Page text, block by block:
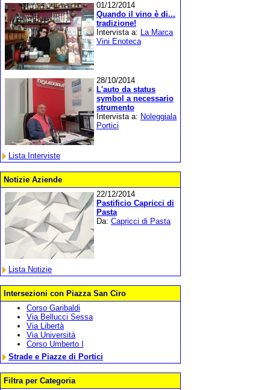
01/12/2014
Quando il vino è di...
tradizione!
Intervista a: La Marca
Vini Enoteca
28/10/2014
L'auto da status
symbol a necessario
strumento
Intervista a: Noleggiala
Portici
Lista Interviste
Notizie Aziende
22/12/2014
Pastificio Capricci di
Pasta
Da: Capricci di Pasta
Lista Notizie
Intersezioni con Piazza San Ciro
Corso Garibaldi
Via Bellucci Sessa
Via Libertà
Via Università
Corso Umberto I
Strade e Piazze di Portici
Filtra per Categoria